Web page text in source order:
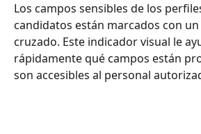
Los campos sensibles de los
candidatos están marcados con
cruzado. Este indicador visual le
rápidamente qué campos están
son accesibles al personal